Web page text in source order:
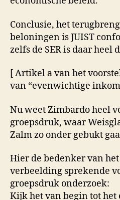
Conclusie, het
beloningen is JUIST
zelfs de SER is daar
[ Artikel a van het
van “evenwichtige
Nu weet Zimbardo heel
groepsdruk, waar
Zalm zo onder gebukt
Hier de bedenker van het
verbeelding sprekende
groepsdruk onderzoek:
Kijk het van begin tot